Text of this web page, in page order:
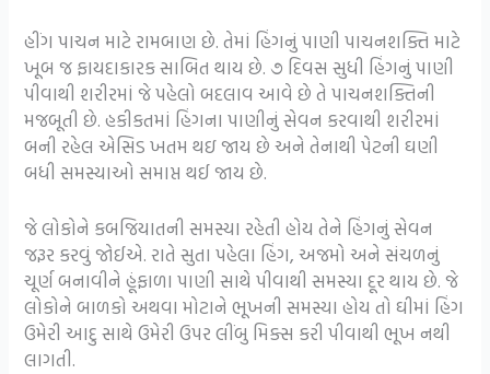
હીંગ પાચન માટે રામબાણ છે. તેમાં હિંગનું પાણી પાચનશક્તિ માટે
ખૂબ જ ફાયદાકારક સાબિત થાય છે. ૭ દિવસ સુધી હિંગનું પાણી
પીવાથી શરીરમાં જે પહેલો બદલાવ આવે છે તે પાચનશક્તિની
મજબૂતી છે. હકીકતમાં હિંગના પાણીનું સેવન કરવાથી શરીરમાં
બની રહેલ એસિડ ખતમ થઇ જાય છે અને તેનાથી પેટની ઘણી
બધી સમસ્યાઓ સમાપ્ત થઈ જાય છે.
જે લોકોને કબજિયાતની સમસ્યા રહેતી હોય તેને હિંગનું સેવન
જરૂર કરવું જોઈએ. રાતે સુતા પહેલા હિંગ, અજમો અને સંચળનું
ચૂર્ણ બનાવીને હૂંફાળા પાણી સાથે પીવાથી સમસ્યા દૂર થાય છે. જે
લોકોને બાળકો અથવા મોટાને ભૂખની સમસ્યા હોય તો ઘીમાં હિંગ
ઉમેરી આદુ સાથે ઉમેરી ઉપર લીંબુ મિક્સ કરી પીવાથી ભૂખ નથી
લાગતી.